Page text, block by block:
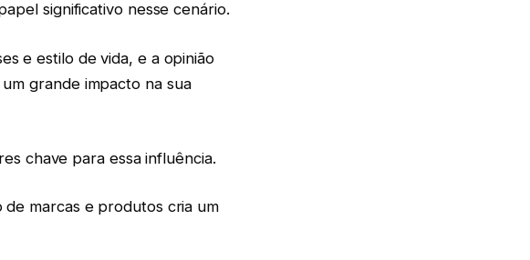
significativo nesse cenário.
e estilo de vida, e a opinião
grande impacto na sua
chave para essa influência.
marcas e produtos cria um